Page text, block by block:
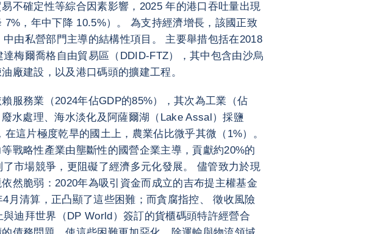
不確定性等綜合因素影響，2025 年的港口吞吐量出現
7%，年中下降 10.5%）。 為支持經濟增長，該國正致
中由私營部門主導的結構性項目。 主要舉措包括在2018
達梅爾喬格自由貿易區（DDID-FTZ），其中包含由沙烏
廠建設，以及港口碼頭的擴建工程。
服務業（2024年佔GDP的85%），其次為工業（佔
水處理、海水淡化及阿薩爾湖（Lake Assal）採鹽
這片極度乾旱的國土上，農業佔比微乎其微（1%）。
戰略性產業由壟斷性的國營企業主導，貢獻約20%的
市場競爭，更阻礙了經濟多元化發展。 儘管致力於現
然脆弱：2020年為吸引資金而成立的吉布提主權基金
4月清算，正凸顯了這些困難；而貪腐指控、 徵收風險
與迪拜世界（DP World）簽訂的貨櫃碼頭特許經營合